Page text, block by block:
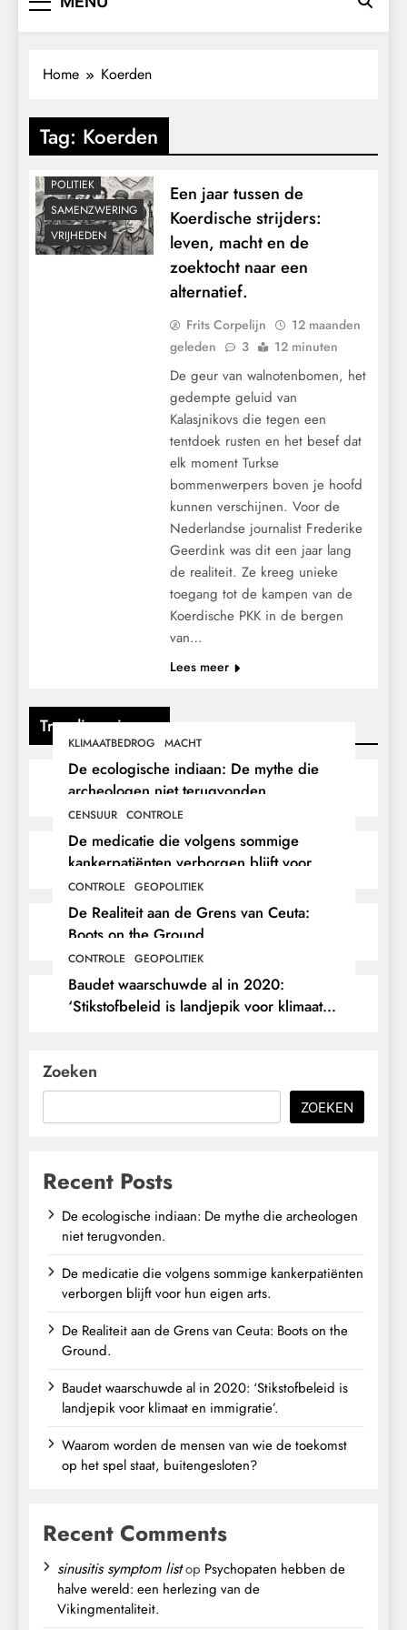
Trending nieuws
KLIMAATBEDROG MACHT
De ecologische indiaan: De mythe die
archeologen niet terugvonden.
CENSUUR CONTROLE
De medicatie die volgens sommige
kankerpatiënten verborgen blijft voor
hun eigen arts.
CONTROLE GEOPOLITIEK
De Realiteit aan de Grens van Ceuta:
Boots on the Ground.
CONTROLE GEOPOLITIEK
Baudet waarschuwde al in 2020:
‘Stikstofbeleid is landjepik voor klimaat
Home Koerden
Tag: Koerden
GEOPOLITIEK
MACHT
POLITIEK
SAMENZWERING
VRIJHEDEN
Een jaar tussen de
Koerdische strijders:
leven, macht en de
zoektocht naar een
alternatief.
Frits Corpelijn
12 maanden
geleden
3 12 minuten
De geur van walnotenbomen, het
gedempte geluid van
Kalasjnikovs die tegen een
tentdoek rusten en het besef dat
elk moment Turkse
bommenwerpers boven je hoofd
kunnen verschijnen. Voor de
Nederlandse journalist Frederike
Geerdink was dit een jaar lang
de realiteit. Ze kreeg unieke
toegang tot de kampen van de
Koerdische PKK in de bergen
van…
Lees meer
Zoeken
ZOEKEN
Recent Posts
De ecologische indiaan: De mythe die archeologen
niet terugvonden.
De medicatie die volgens sommige kankerpatiënten
verborgen blijft voor hun eigen arts.
De Realiteit aan de Grens van Ceuta: Boots on the
Ground.
Baudet waarschuwde al in 2020: ‘Stikstofbeleid is
landjepik voor klimaat en immigratie’.
Waarom worden de mensen van wie de toekomst
op het spel staat, buitengesloten?
Recent Comments
sinusitis symptom listop Psychopaten hebben de
halve wereld: een herlezing van de
Vikingmentaliteit.